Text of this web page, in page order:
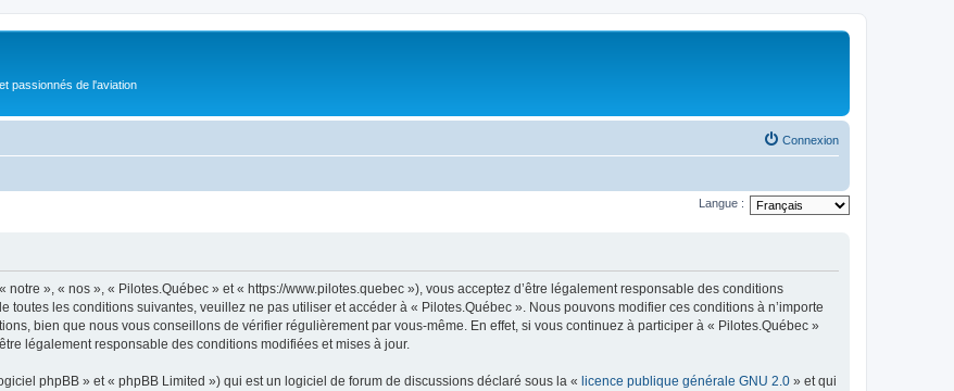
passionnés de l'aviation
Connexion
Langue :
», « nos », « Pilotes.Québec » et « https://www.pilotes.quebec »), vous acceptez d’être légalement responsable des conditions
toutes les conditions suivantes, veuillez ne pas utiliser et accéder à « Pilotes.Québec ». Nous pouvons modifier ces conditions à n’importe
bien que nous vous conseillons de vérifier régulièrement par vous-même. En effet, si vous continuez à participer à « Pilotes.Québec »
légalement responsable des conditions modifiées et mises à jour.
phpBB » et « phpBB Limited ») qui est un logiciel de forum de discussions déclaré sous la « licence publique générale GNU 2.0 » et qui